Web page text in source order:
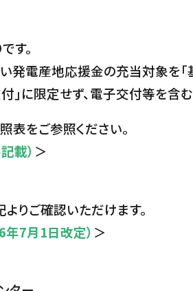
す。
発電産地応援金の充当対象を「
」に限定せず、電子交付等を含
表をご参照ください。
載） ＞
りご確認いただけます。
年7月1日改定） ＞